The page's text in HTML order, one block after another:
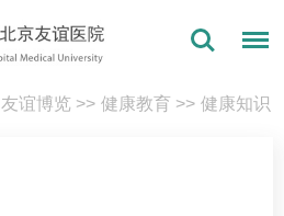
友谊博览 >> 健康教育 >> 健康知识